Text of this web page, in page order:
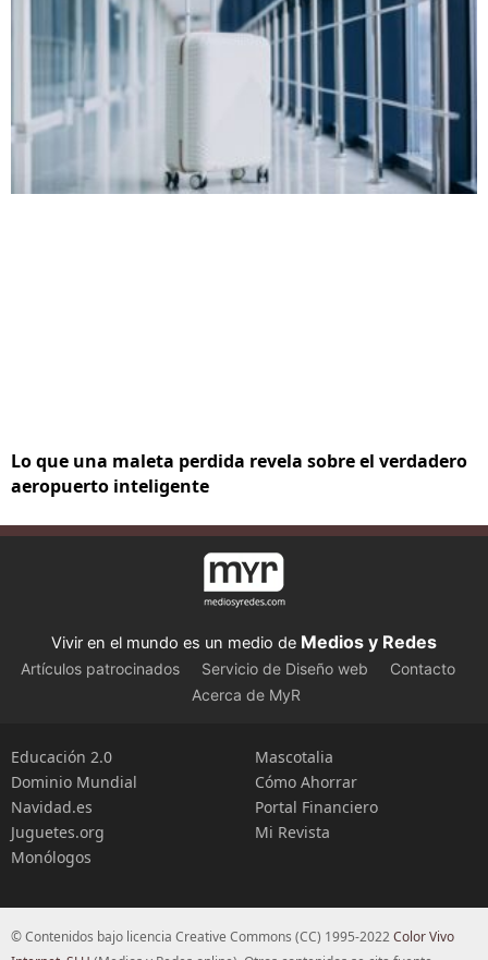
Lo que una maleta perdida revela sobre el verdadero
aeropuerto inteligente
Vivir en el mundo es un medio de Medios y Redes
Artículos patrocinados Servicio de Diseño web
Contacto
Acerca de MyR
Educación 2.0
Dominio Mundial
Navidad.es
Juguetes.org
Monólogos
Mascotalia
Cómo Ahorrar
Portal Financiero
Mi Revista
© Contenidos bajo licencia Creative Commons (CC) 1995-2022Color Vivo